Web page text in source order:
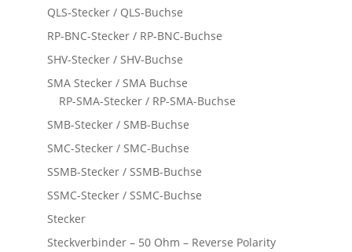
QLS-Stecker / QLS-Buchse
RP-BNC-Stecker / RP-BNC-Buchse
SHV-Stecker / SHV-Buchse
SMA Stecker / SMA Buchse
RP-SMA-Stecker / RP-SMA-Buchse
SMB-Stecker / SMB-Buchse
SMC-Stecker / SMC-Buchse
SSMB-Stecker / SSMB-Buchse
SSMC-Stecker / SSMC-Buchse
Stecker
Steckverbinder – 50 Ohm – Reverse Polarity